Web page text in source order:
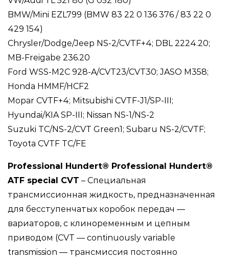
BMW/Mini EZL799 (BMW 83 22 0 136 376 / 83 22 0
429 154)
Chrysler/Dodge/Jeep NS-2/CVTF+4; DBL 2224.20;
MB-Freigabe 236.20
Ford WSS-M2C 928-A/CVT23/CVT30; JASO M358;
Honda HMMF/HCF2
Mopar CVTF+4; Mitsubishi CVTF-J1/SP-III;
Hyundai/KIA SP-III; Nissan NS-1/NS-2
Suzuki TC/NS-2/CVT Green1; Subaru NS-2/CVTF;
Toyota CVTF TC/FE
Professional Hundert® Professional Hundert®
ATF special CVT – Специальная
трансмиссионная жидкость, предназначенная
для бесступенчатых коробок передач —
вариаторов, с клиноременным и цепным
приводом (CVT — continuously variable
transmission — трансмиссия постоянно